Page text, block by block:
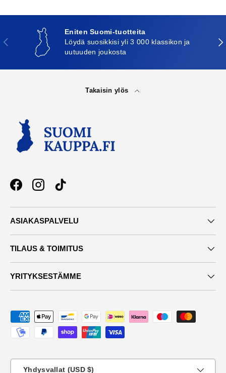
Edellinen
Eniten Suomi-tuotteita
Löydä suosikkisi yli 3 000 klassikon ja
uutuuden joukosta
Takaisin ylös
FacebookInstagramTikTok
ASIAKASPALVELU
TILAUS & TOIMITUS
YRITYKSESTÄMME
Maksutavat
Yhdysvallat (USD $)